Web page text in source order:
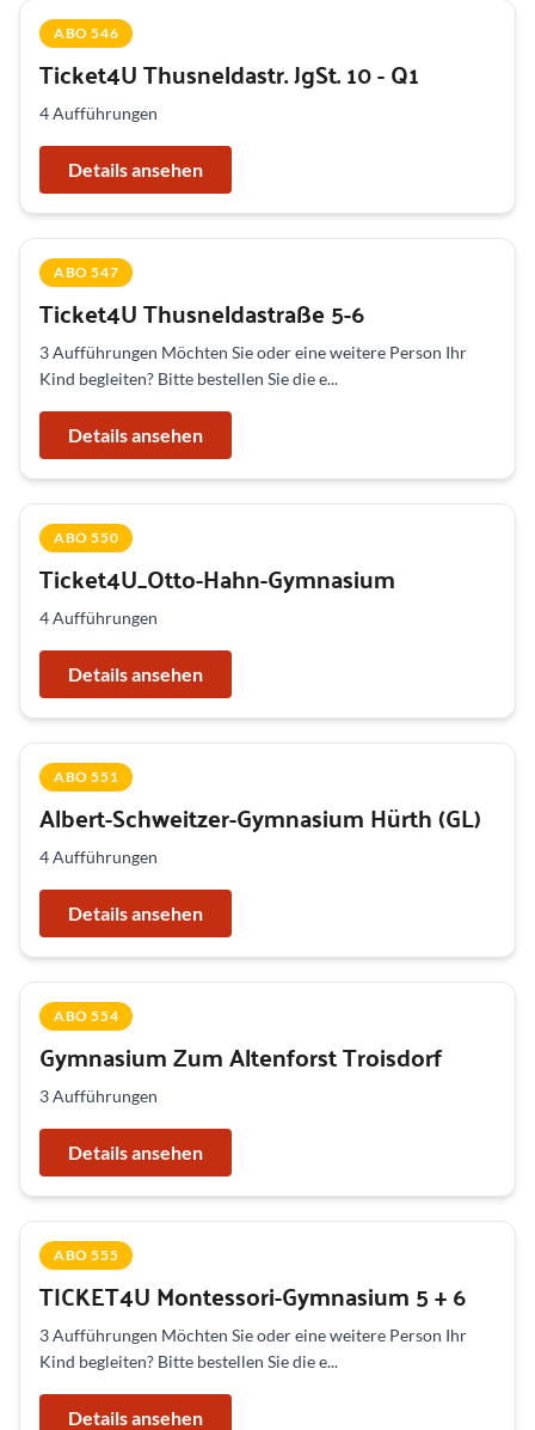
ABO 546
Ticket4U Thusneldastr. JgSt. 10 - Q1
4 Aufführungen
Details ansehen
ABO 547
Ticket4U Thusneldastraße 5-6
3 Aufführungen Möchten Sie oder eine weitere Person Ihr
Kind begleiten? Bitte bestellen Sie die e...
Details ansehen
ABO 550
Ticket4U_Otto-Hahn-Gymnasium
4 Aufführungen
Details ansehen
ABO 551
Albert-Schweitzer-Gymnasium Hürth (GL)
4 Aufführungen
Details ansehen
ABO 554
Gymnasium Zum Altenforst Troisdorf
3 Aufführungen
Details ansehen
ABO 555
TICKET4U Montessori-Gymnasium 5 + 6
3 Aufführungen Möchten Sie oder eine weitere Person Ihr
Kind begleiten? Bitte bestellen Sie die e...
Details ansehen